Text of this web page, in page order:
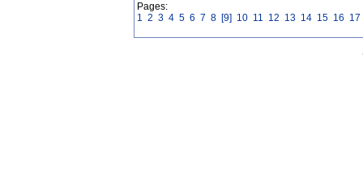
Pages:
1 2 3 4 5 6 7 8 [9] 10 11 12 13 14 15 16 17